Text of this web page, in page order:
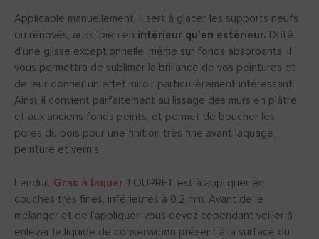
Applicable manuellement, il sert à glacer les supports neufs
ou rénovés, aussi bien en intérieur qu’en extérieur. Doté
d’une glisse exceptionnelle, même sur fonds absorbants, il
vous permettra de sublimer la brillance de vos peintures et
de leur donner un effet miroir particulièrement intéressant.
Ainsi, il convient parfaitement au lissage des murs en plâtre
et aux anciens fonds peints, et permet de boucher les
pores du bois pour une finition très fine avant laquage,
peinture et vernis.
L’enduit Gras à laquer TOUPRET est à appliquer en
couches très fines, inférieures à 0,2 mm. Avant de le
mélanger et de l’appliquer, vous devez cependant veiller à
enlever le liquide de conservation présent à la surface du